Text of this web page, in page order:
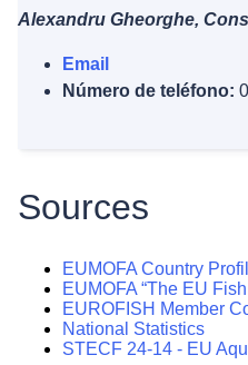
Alexandru Gheorghe,
Email
Número de teléfono:
Sources
EUMOFA Country
EUMOFA “The EU
EUROFISH Member
National Statistics
STECF 24-14 - EU